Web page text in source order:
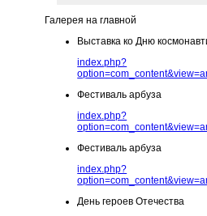
Галерея на главной
Выставка ко Дню
index.php?
Фестиваль арбуза
index.php?
Фестиваль арбуза
index.php?
День героев Отечества